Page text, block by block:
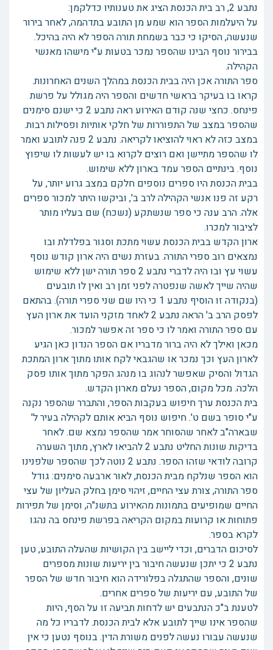
נתבע 2, רב בית הכנסת הציג את טענותיו כדלקמן:
על היעלמות הספר הוא שמע מן התובע בתדהמה, לאחר בירור
שנעשה, הסיקו כי כבר בשמחת תורה הספר לא היה בהיכל.
בבירור נוסף הבינו שהספר נמכר בטעות ע"י מישהו מאנשי
הקהילה.
ספר התורה אכן היה בבית הכנסת במהלך השנים האחרונות.
קראו בו בעיקר בראשי חדשים והספר היה מגולל על פרשת
פינחס. כחצי שנה קודם האירוע ראה נתבע 2 כי ישנם סימנים
שהספר במצב של התפוררות של חלקי אותיות ופסילות רבות.
במצב כזה לא ראוי להוציאו לקריאה. נתבע 2 פנה לתובע ואמר
לו שהספר מתיישן ואם רוצים לקרוא בו יש לעשות לו שיפוץ
נוסף. בינתיים הספר עמד בארון ללא שימוש.
בבית הכנסת היו ספרים נוספים חלקם במצב גרוע יותר, על
רקע זה פנו אנשי הקהילה לרב ב', וביקשו היתר למכור ספרים
אלה. הרב ענה כי ספר שנשתקע (נשכח) שם בעליו מותר
לציבור למכרו.
ארון הקדש בבית הכנסת עשוי מתכת וסגור בפלדלת ובו
נמצאים רוב ספרי התורה. בעזרת נשים היה ארון קודש נוסף
עשוי עץ ובו היה לדברי נתבע 2 ספר תורה ישן ללא שימוש
שהיה שייך לאשה שנפטרה לפני זמן רב ואין לו תובעים
(בנקודה זו הוסיף נתבע 1 כי היו שם שני ספרי תורה). בהתאם
לפסק הרב ב' הראה נתבע 2 לאחד מזקני הועד את ארון העץ
עם ספר התורה ואמר לו כי ספר זה אפשר למכור.
מכאן ואילך לא היה ברור מדבריו אם הספר הנדון כאן הגיע
לארון העץ וכך נמכר או שהגבאי לקח אותו מתוך ארון המתכת
הגדול והסיק שאפשר לנהוג בו מנהג הפקר מתוך אותו פסק
הלכה. מכל מקום, הספר נעלם מארון הקדש.
בית הכנסת ערך חיפוש בעקבות הספר, והתברר שהספר נקנה
ע"י סופר בשם ט'. חיפוש נוסף הביא אותם לקהילה בעיר ל'
שבארה"ב לאחר שהסוחר אמר שהספר נמצא שם. לאחר
בדיקות שונות החליט נתבע 2 להביאו לארץ, מתוך השערה
קרובה לודאי שזהו הספר. נתבע 2 נוטה לכך שהספר שלפנינו
הוא הספר שנלקח מבית הכנסת, לאור ארבעה סימנים: גודל
ספר התורה, צורת עצי החיים, זיהוי סימן בחלק העליון של עצי
החיים שמופיעים בתמונות מהאירוע בתשנ"ה, וסימן של תפירות
פתוחות או קרועות במקום הקריאה בפרשת פינחס בה נהגו
לקרא בספר.
לסיכום הדברים, וכדי ליישב בין הקושיות שהעלה התובע, טען
נתבע 2 כי יתכן שנעשה חיבור בין יריעות שונות מספרים
שונים, והספר שהתגלה בפלורידה הוא חיבור חדש של הספר
של התובע, עם יריעות של ספרים אחרים.
לטענת ב"כ הנתבעים יש לדחות תביעה זו על הסף, היות
שהספר אינו שייך לתובע אלא לבית הכנסת. לדבריו כל מה
שנעשה עבורו נעשה לפנים משורת הדין. בנוסף נטען כי אין